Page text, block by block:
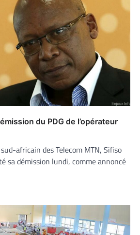
du PDG de l’opérateur
africain des Telecom MTN, Sifiso
sa démission lundi, comme annoncé